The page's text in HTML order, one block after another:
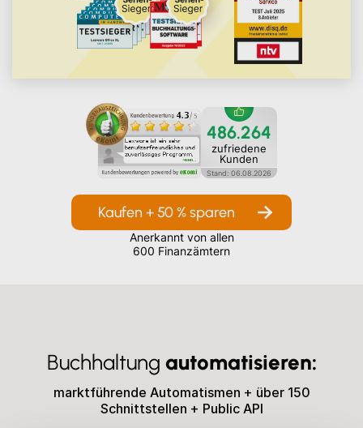
486.264
zufriedene
Kunden
Stand:06 .08 2026
Kaufen + 50 % sparen
Anerkannt von allen
600 Finanzämtern
Buchhaltung automatisieren:
marktführende Automatismen + über 150
Schnittstellen + Public API